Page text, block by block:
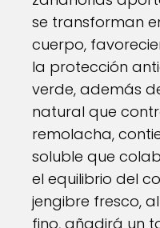
se transforman
cuerpo,
la protección
verde, además
natural que
remolacha,
soluble que
el equilibrio del
jengibre fresco,
fino, añadirá un